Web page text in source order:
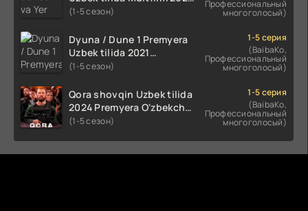
tarjima HD skachat
(1-5 сезон)
Профессиональный
многоголосый)
Dyuna / Dune 1 Premyera
Uzbek tilida 2021
O'zbekcha tarjima kino HD
(1-5 сезон)
1-5 серия
(BaibaKo,
Профессиональный
многоголосый)
Qora shovqin Uzbek tilida
2024 Premyera O'zbekcha
tarjima kino HD skachat
(1-5 сезон)
1-5 серия
(BaibaKo,
Профессиональный
многоголосый)